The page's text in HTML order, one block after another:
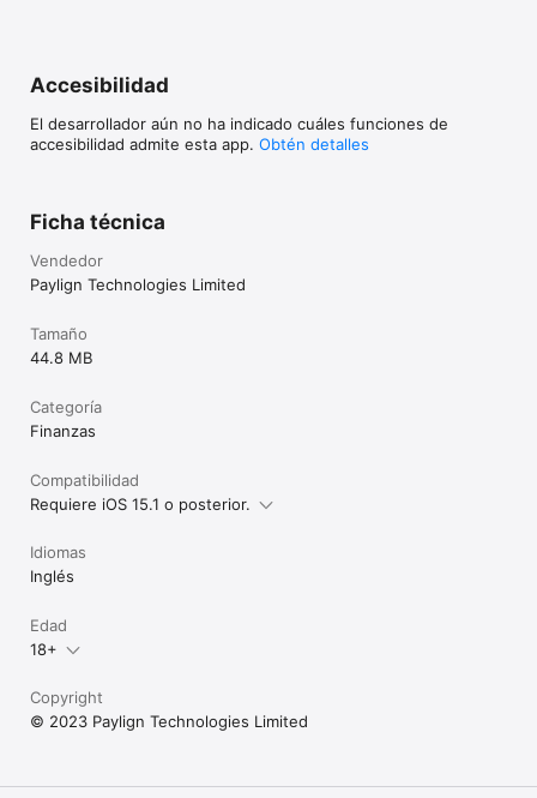
Accesibilidad
El desarrollador aún no ha indicado cuáles funciones de
accesibilidad admite esta app. Obtén detalles
Ficha técnica
Vendedor
Paylign Technologies Limited
Tamaño
44.8 MB
Categoría
Finanzas
Compatibilidad
Requiere iOS 15.1 o posterior.
Idiomas
Inglés
Edad
18+
Copyright
© 2023 Paylign Technologies Limited